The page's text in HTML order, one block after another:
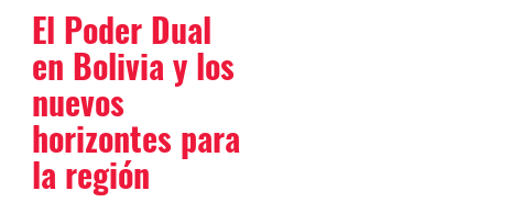
El Poder Dual
en Bolivia y los
nuevos
horizontes para
la región